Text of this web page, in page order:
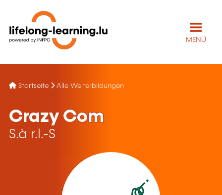
MENÜ
Startseite Alle Weiterbildungen
Crazy Com
S.à r.l.-S